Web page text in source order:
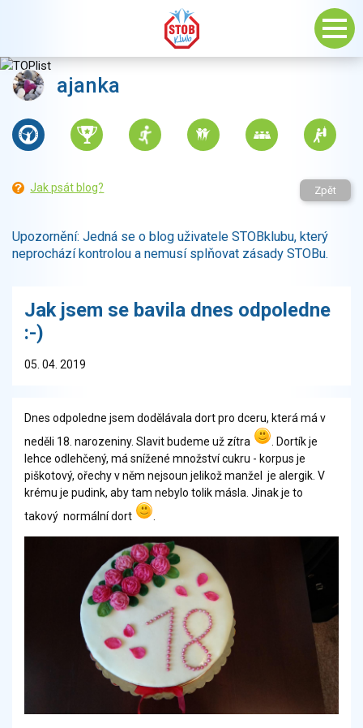
ajanka
Jak psát blog? Zpět
Upozornění: Jedná se o blog uživatele STOBklubu, který
neprochází kontrolou a nemusí splňovat zásady STOBu.
Jak jsem se bavila dnes odpoledne
:-)
05. 04. 2019
Dnes odpoledne jsem dodělávala dort pro dceru, která má v
neděli 18. narozeniny. Slavit budeme už zítra
. Dortík je
lehce odlehčený, má snížené množství cukru - korpus je
piškotový, ořechy v něm nejsoun jelikož manžel je alergik. V
krému je pudink, aby tam nebylo tolik másla. Jinak je to
takový normální dort
.